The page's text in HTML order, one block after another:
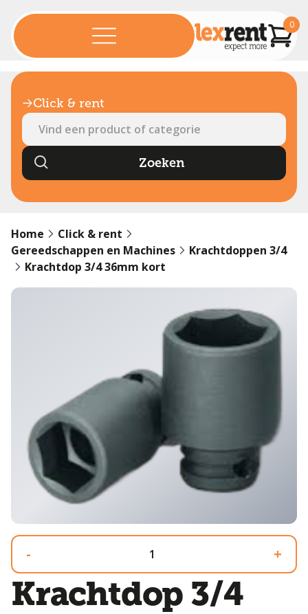
0
Click & rent
Home
Click & rent
Gereedschappen en Machines
Krachtdoppen 3/4
Krachtdop 3/4 36mm kort
- +
Krachtdop 3/4